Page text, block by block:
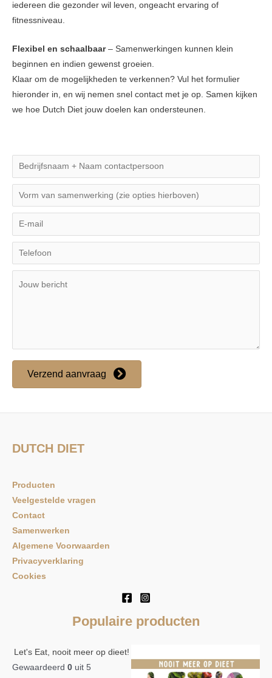
iedereen die gezonder wil leven, ongeacht ervaring of
fitnessniveau.
Flexibel en schaalbaar– Samenwerkingen kunnen klein
beginnen en indien gewenst groeien.
Klaar om de mogelijkheden te verkennen? Vul het formulier
hieronder in, en wij nemen snel contact met je op. Samen kijken
we hoe Dutch Diet jouw doelen kan ondersteunen.
Verzend aanvraag
DUTCH DIET
Producten
Veelgestelde vragen
Contact
Samenwerken
Algemene Voorwaarden
Privacyverklaring
Cookies
Populaire producten
Let's Eat, nooit meer op dieet!
Gewaardeerd 0 uit 5